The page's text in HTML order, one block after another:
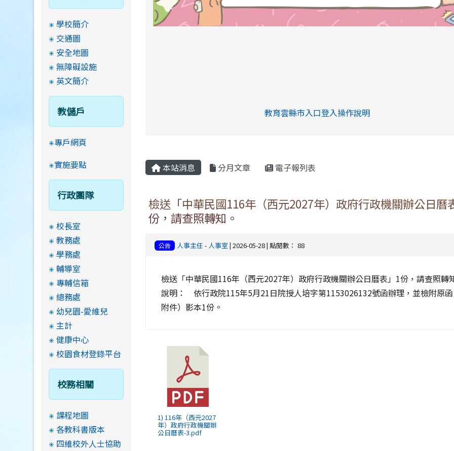
link to https://eliteracy.edu.tw/
link to https://eliteracy.edu.tw/Shorts/
教育雲縣市入口登入操作說明
link to https://eliteracy.edu.tw/
本站消息 分月文章 電子報列表
檢送「中華民國116年（西元2027年）政府行政機關辦公日曆
份，請查照轉知。
公告 人事主任 - 人事室 | 2026-05-28 | 點閱數： 88
檢送「中華民國116年（西元2027年）政府行政機關辦公日曆表」1份，請查照轉
說明： 依行政院115年5月21日院授人培字第1153026132號函辦理，並檢附原
附件）影本1份。
1) 116年（西元2027
年）政府行政機關辦
公日曆表-3.pdf
學校簡介
交通圖
安全地圖
無障礙設施
英文簡介
教儲戶
專戶網頁
實施要點
行政團隊
校長室
教務處
學務處
輔導室
專輔信箱
總務處
幼兒園-愛維兒
主計
健康中心
校園食材登錄平台
校務相關
課程地圖
各教科書版本
四維校外人士協助